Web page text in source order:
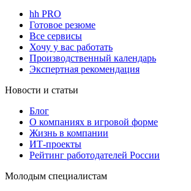
hh PRO
Готовое резюме
Все сервисы
Хочу у вас работать
Производственный календарь
Экспертная рекомендация
Новости и статьи
Блог
О компаниях в игровой форме
Жизнь в компании
ИТ-проекты
Рейтинг работодателей России
Молодым специалистам